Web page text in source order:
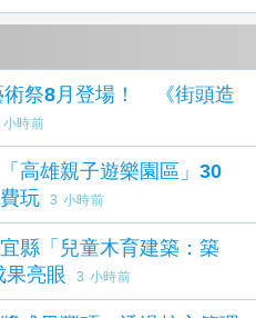
術祭8月登場！ 《街頭造
小時前
高雄親子遊樂園區」30
玩
3 小時前
縣「兒童木育建築：築
果亮眼
3 小時前